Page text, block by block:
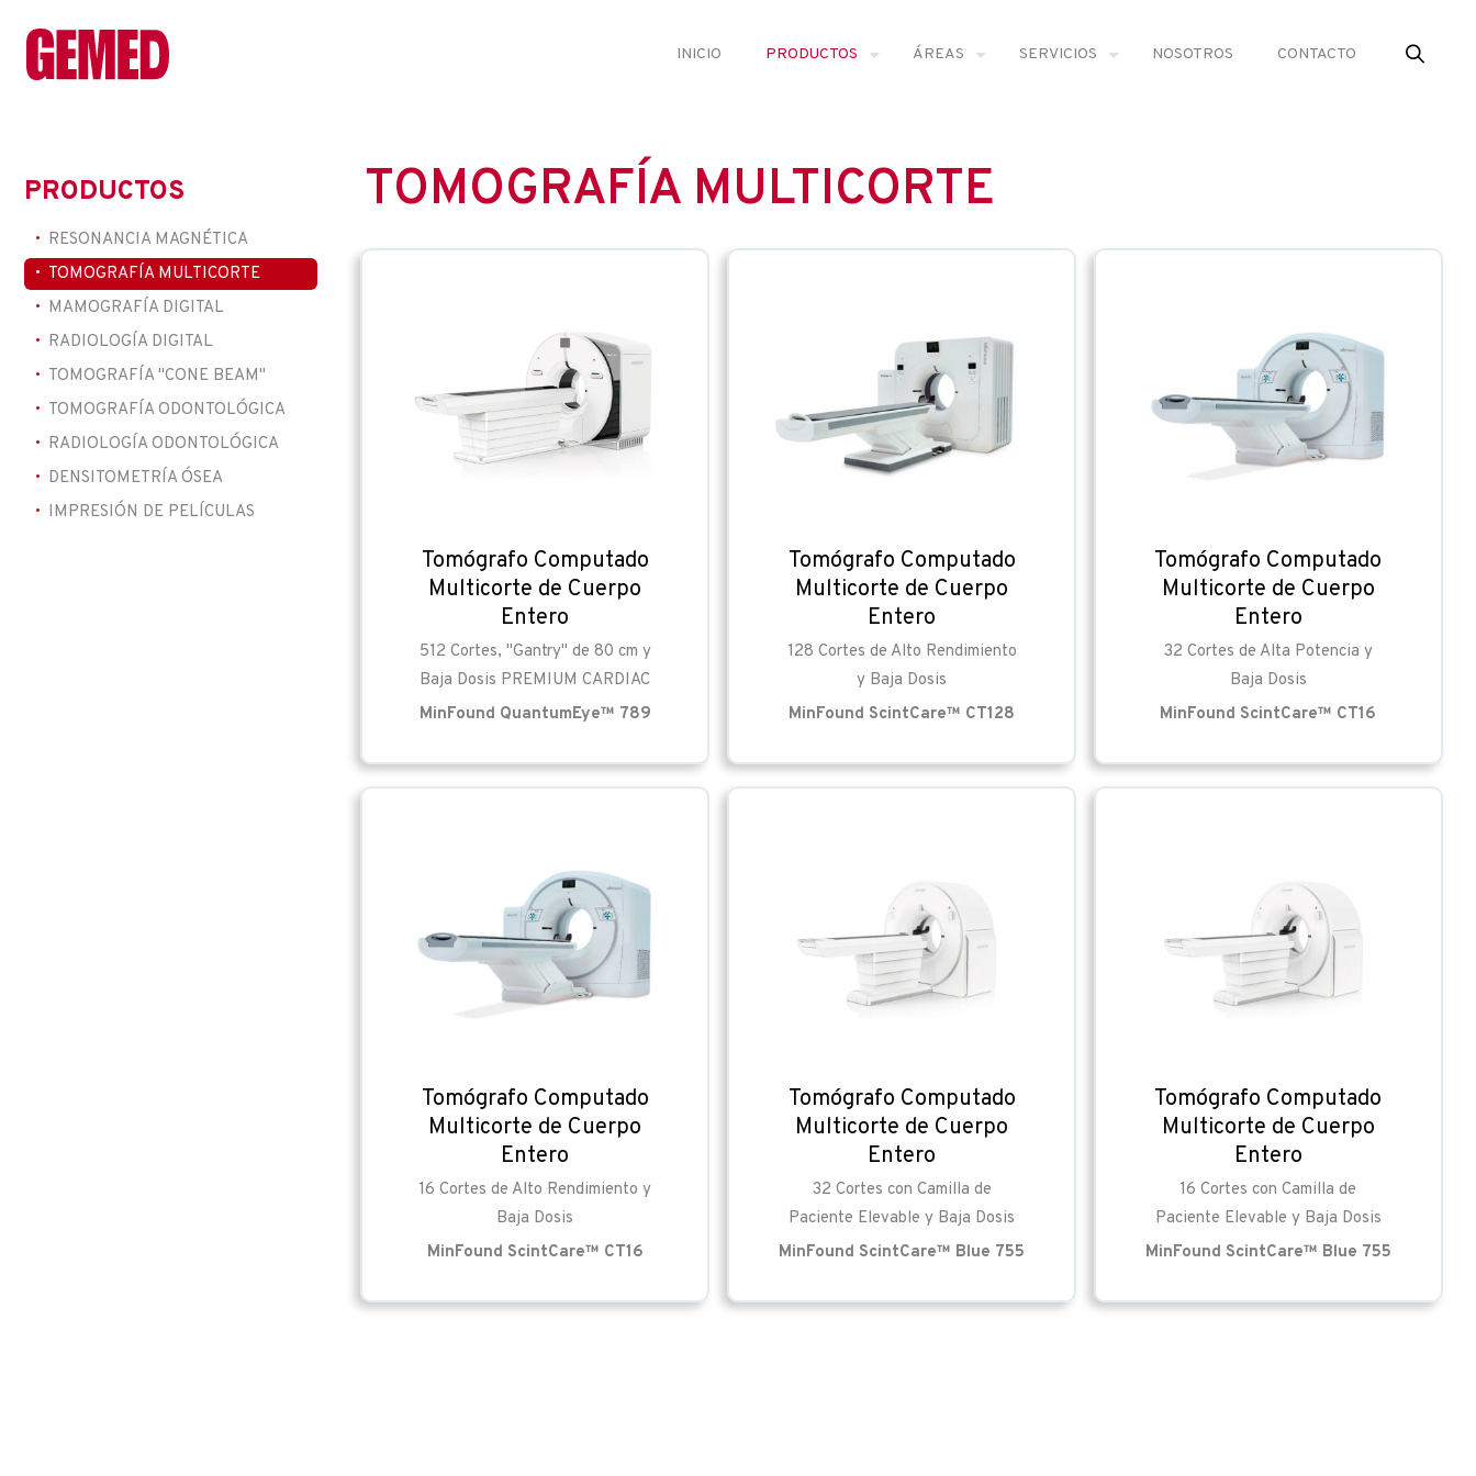
INICIO PRODUCTOS ÁREAS SERVICIOS NOSOTROS CONTACTO
TOMOGRAFÍA MULTICORTE
Tomógrafo Computado
Multicorte de Cuerpo
Entero
512 Cortes, "Gantry" de 80 cm y
Baja Dosis PREMIUM CARDIAC
MinFound QuantumEye™ 789
Tomógrafo Computado
Multicorte de Cuerpo
Entero
128 Cortes de Alto Rendimiento
y Baja Dosis
MinFound ScintCare™ CT128
Tomógrafo Computado
Multicorte de Cuerpo
Entero
32 Cortes de Alta Potencia y
Baja Dosis
MinFound ScintCare™ CT16
Tomógrafo Computado
Multicorte de Cuerpo
Entero
16 Cortes de Alto Rendimiento y
Baja Dosis
MinFound ScintCare™ CT16
Tomógrafo Computado
Multicorte de Cuerpo
Entero
32 Cortes con Camilla de
Paciente Elevable y Baja Dosis
MinFound ScintCare™ Blue 755
Tomógrafo Computado
Multicorte de Cuerpo
Entero
16 Cortes con Camilla de
Paciente Elevable y Baja Dosis
MinFound ScintCare™ Blue 755
PRODUCTOS
RESONANCIA MAGNÉTICA
TOMOGRAFÍA MULTICORTE
MAMOGRAFÍA DIGITAL
RADIOLOGÍA DIGITAL
TOMOGRAFÍA "CONE BEAM"
TOMOGRAFÍA ODONTOLÓGICA
RADIOLOGÍA ODONTOLÓGICA
DENSITOMETRÍA ÓSEA
IMPRESIÓN DE PELÍCULAS